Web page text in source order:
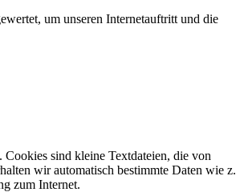
um unseren Internetauftritt und die
Cookies sind kleine Textdateien, die von
wir automatisch bestimmte Daten wie z.
zum Internet.